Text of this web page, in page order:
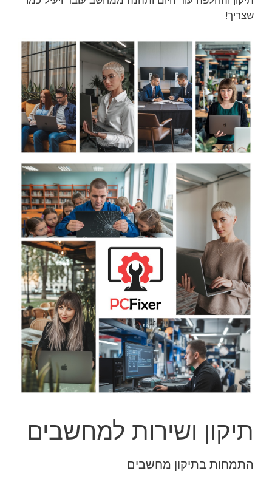
שצריך!
תיקון ושירות למחשבים
התמחות בתיקון מחשבים